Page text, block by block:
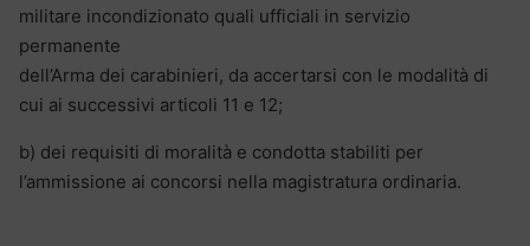
militare incondizionato quali ufficiali in servizio
permanente
dell’Arma dei carabinieri, da accertarsi con le modalità di
cui ai successivi articoli 11 e 12;
b) dei requisiti di moralità e condotta stabiliti per
l’ammissione ai concorsi nella magistratura ordinaria.